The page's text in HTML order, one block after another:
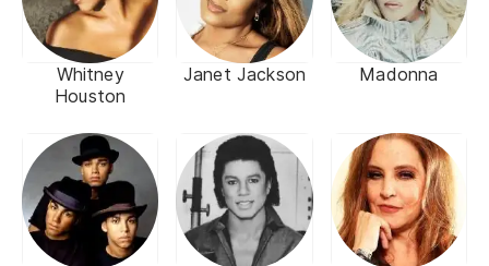
Whitney
Houston
Janet Jackson Madonna